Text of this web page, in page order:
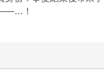
——…！